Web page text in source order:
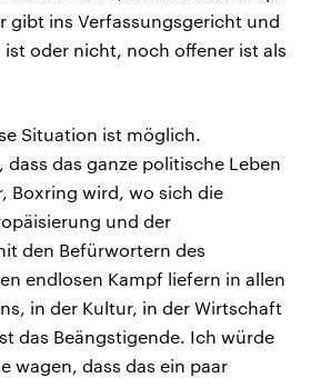
gibt ins Verfassungsgericht und
ist oder nicht, noch offener ist als
Situation ist möglich.
das ganze politische Leben
Boxring wird, wo sich die
und der
den Befürwortern des
endlosen Kampf liefern in allen
in der Kultur, in der Wirtschaft
das Beängstigende. Ich würde
wagen, dass das ein paar